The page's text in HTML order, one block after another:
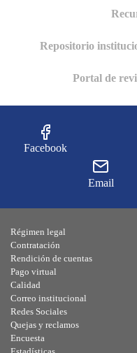
Repositorio
Portal de
Facebook
Email
Régimen legal
Contratación
Rendición de cuentas
Pago virtual
Calidad
Correo institucional
Redes Sociales
Quejas y reclamos
Encuesta